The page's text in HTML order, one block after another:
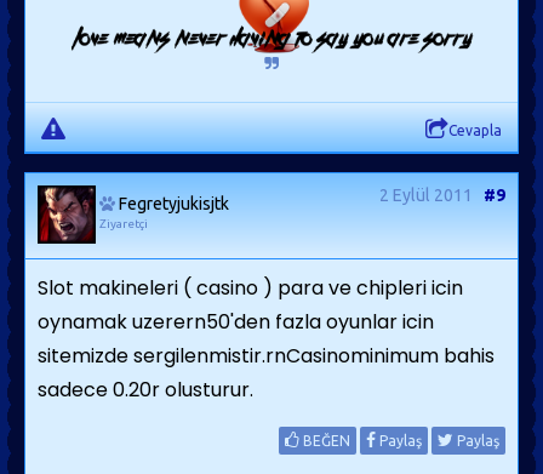
Cevapla
Fegretyjukisjtk
Ziyaretçi
2 Eylül 2011 #9
Slot makineleri ( casino ) para ve chipleri icin
oynamak uzerern50'den fazla oyunlar icin
sitemizde sergilenmistir.rnCasinominimum bahis
sadece 0.20r olusturur.
BEĞEN Paylaş Paylaş